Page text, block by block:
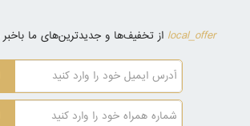
local_offer از تخفیف‌ها و جدیدترین‌های ما